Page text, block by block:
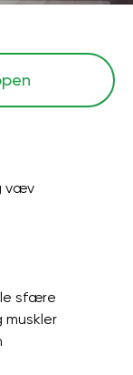
væv
sfære